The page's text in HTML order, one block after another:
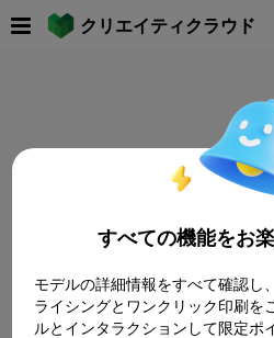
クリエイティクラウド
すべての機能をお
モデルの詳細情報をすべて確認し
ライシングとワンクリック印刷を
ルとインタラクションして限定ポ